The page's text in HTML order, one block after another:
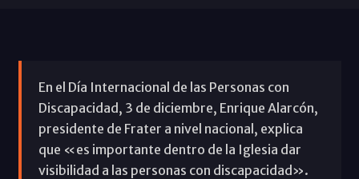
En el Día Internacional de las Personas con
Discapacidad, 3 de diciembre, Enrique Alarcón,
presidente de Frater a nivel nacional, explica
que «es importante dentro de la Iglesia dar
visibilidad a las personas con discapacidad».